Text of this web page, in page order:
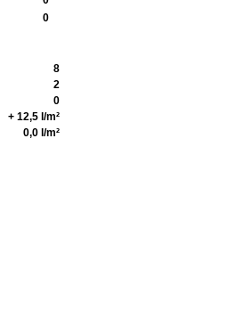
0
8
2
0
+ 12,5 l/m²
0,0 l/m²